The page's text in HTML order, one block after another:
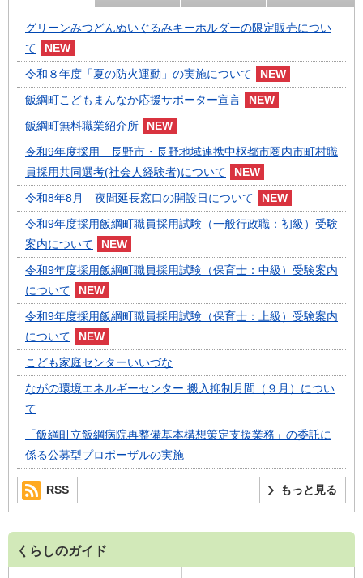
グリーンみつどんぬいぐるみキーホルダーの限定販売につい
て
令和８年度「夏の防火運動」の実施について
飯綱町こどもまんなか応援サポーター宣言
飯綱町無料職業紹介所
令和9年度採用 長野市・長野地域連携中枢都市圏内市町村職
員採用共同選考(社会人経験者)について
令和8年8月 夜間延長窓口の開設日について
令和9年度採用飯綱町職員採用試験（一般行政職：初級）受験
案内について
令和9年度採用飯綱町職員採用試験（保育士：中級）受験案内
について
令和9年度採用飯綱町職員採用試験（保育士：上級）受験案内
について
こども家庭センターいいづな
ながの環境エネルギーセンター 搬入抑制月間（９月）につい
て
「飯綱町立飯綱病院再整備基本構想策定支援業務」の委託に
係る公募型プロポーザルの実施
もっと見る
RSS
くらしのガイド